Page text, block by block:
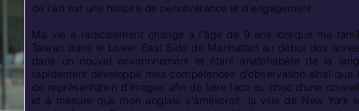
de l'art est une histoire de persévérance et d'engagement.
Ma vie a radicalement changé à l'âge de 9 ans lorsque ma
Taïwan dans le Lower East Side de Manhattan au début des
dans un nouvel environnement et étant analphabète de la
rapidement développé mes compétences d'observation ainsi que
de représentation d'images afin de faire face au choc d'une
et à mesure que mon anglais s'améliorait, la ville de New York